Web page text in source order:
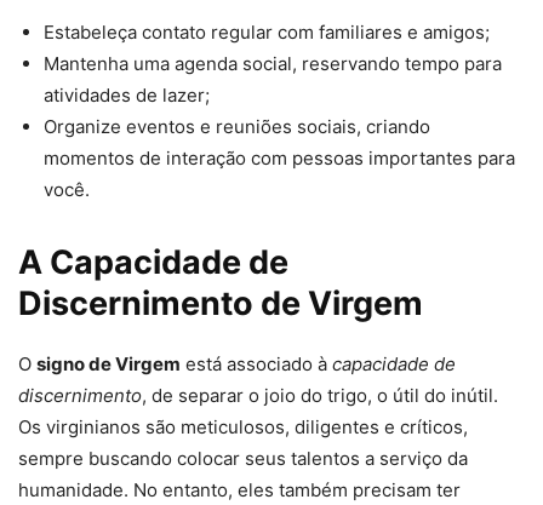
Estabeleça contato regular com familiares e amigos;
Mantenha uma agenda social, reservando tempo para
atividades de lazer;
Organize eventos e reuniões sociais, criando
momentos de interação com pessoas importantes para
você.
A Capacidade de
Discernimento de Virgem
O signo de Virgem está associado à capacidade de
discernimento, de separar o joio do trigo, o útil do inútil.
Os virginianos são meticulosos, diligentes e críticos,
sempre buscando colocar seus talentos a serviço da
humanidade. No entanto, eles também precisam ter